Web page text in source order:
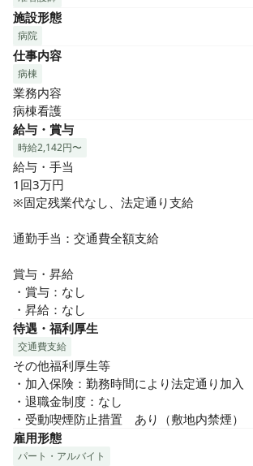
施設形態
病院
仕事内容
病棟
業務内容
病棟看護
給与・賞与
時給2,142円〜
給与・手当
1回3万円
※固定残業代なし、法定通り支給
通勤手当：交通費全額支給
賞与・昇給
・賞与：なし
・昇給：なし
待遇・福利厚生
交通費支給
その他福利厚生等
・加入保険：勤務時間により法定通り加入
・退職金制度：なし
・受動喫煙防止措置　あり（敷地内禁煙）
雇用形態
パート・アルバイト